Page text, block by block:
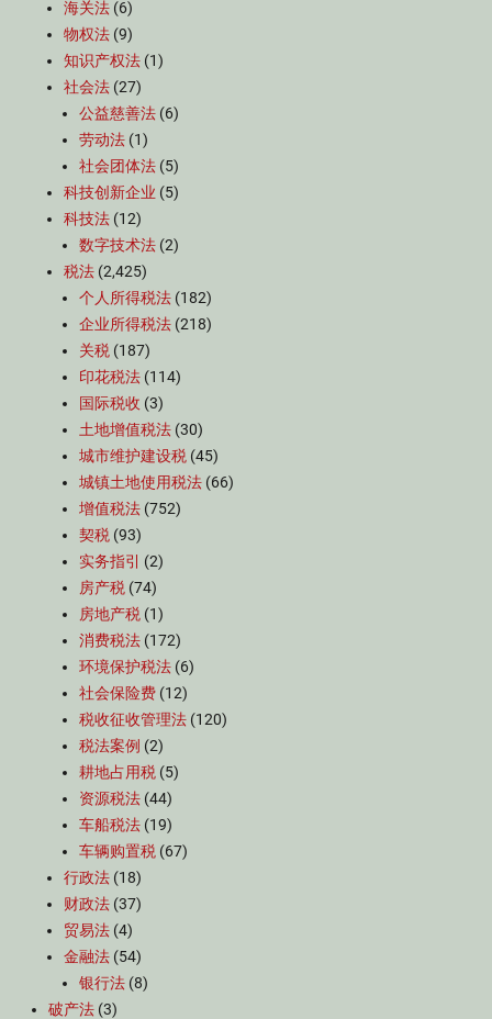
海关法 (6)
物权法 (9)
知识产权法 (1)
社会法 (27)
公益慈善法 (6)
劳动法 (1)
社会团体法 (5)
科技创新企业 (5)
科技法 (12)
数字技术法 (2)
税法 (2,425)
个人所得税法 (182)
企业所得税法 (218)
关税 (187)
印花税法 (114)
国际税收 (3)
土地增值税法 (30)
城市维护建设税 (45)
城镇土地使用税法 (66)
增值税法 (752)
契税 (93)
实务指引
(2)
房产税 (74)
房地产税 (1)
消费税法 (172)
环境保护税法 (6)
社会保险费 (12)
税收征收管理法 (120)
税法案例 (2)
耕地占用税 (5)
资源税法 (44)
车船税法 (19)
车辆购置税 (67)
行政法 (18)
财政法 (37)
贸易法 (4)
金融法 (54)
银行法 (8)
破产法 (3)